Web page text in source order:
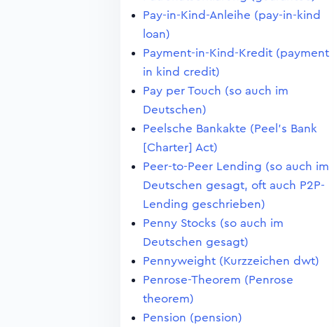
Pay-in-Kind-Anleihe (pay-in-kind
loan)
Payment-in-Kind-Kredit (payment
in kind credit)
Pay per Touch (so auch im
Deutschen)
Peelsche Bankakte (Peel's Bank
[Charter] Act)
Peer-to-Peer Lending (so auch im
Deutschen gesagt, oft auch P2P-
Lending geschrieben)
Penny Stocks (so auch im
Deutschen gesagt)
Pennyweight (Kurzzeichen dwt)
Penrose-Theorem (Penrose
theorem)
Pension (pension)